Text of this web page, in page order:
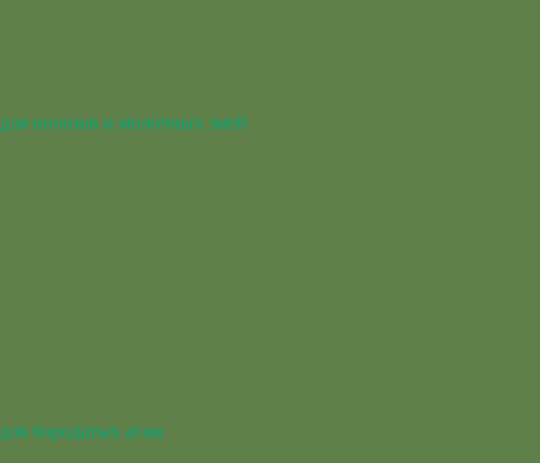
для полозов и молочных змей
для бородатых агам